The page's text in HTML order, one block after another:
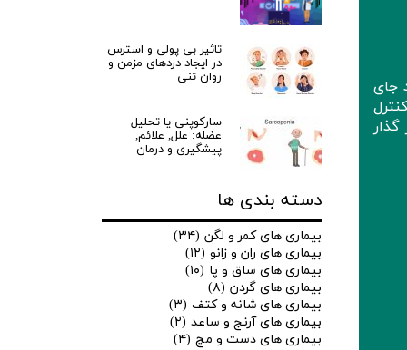
جای
تاثیر بی پولی و استرس
در ایجاد دردهای مزمن و
روان تنی
سارکوپنی یا تحلیل
عضله: علل, علائم,
پیشگیری و درمان
دسته بندی ها
بیماری های کمر و لگن (۳۴)
بیماری های ران و زانو (۱۲)
بیماری های ساق و پا (۱۰)
بیماری های گردن (۸)
بیماری های شانه و کتف (۳)
بیماری های آرنج و ساعد (۲)
بیماری های دست و مچ (۴)